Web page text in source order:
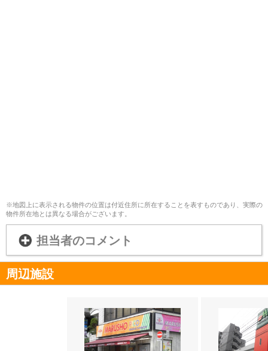
※地図上に表示される物件の位置は付近住所に所在することを表すものであり、実際の
物件所在地とは異なる場合がございます。
担当者のコメント
周辺施設